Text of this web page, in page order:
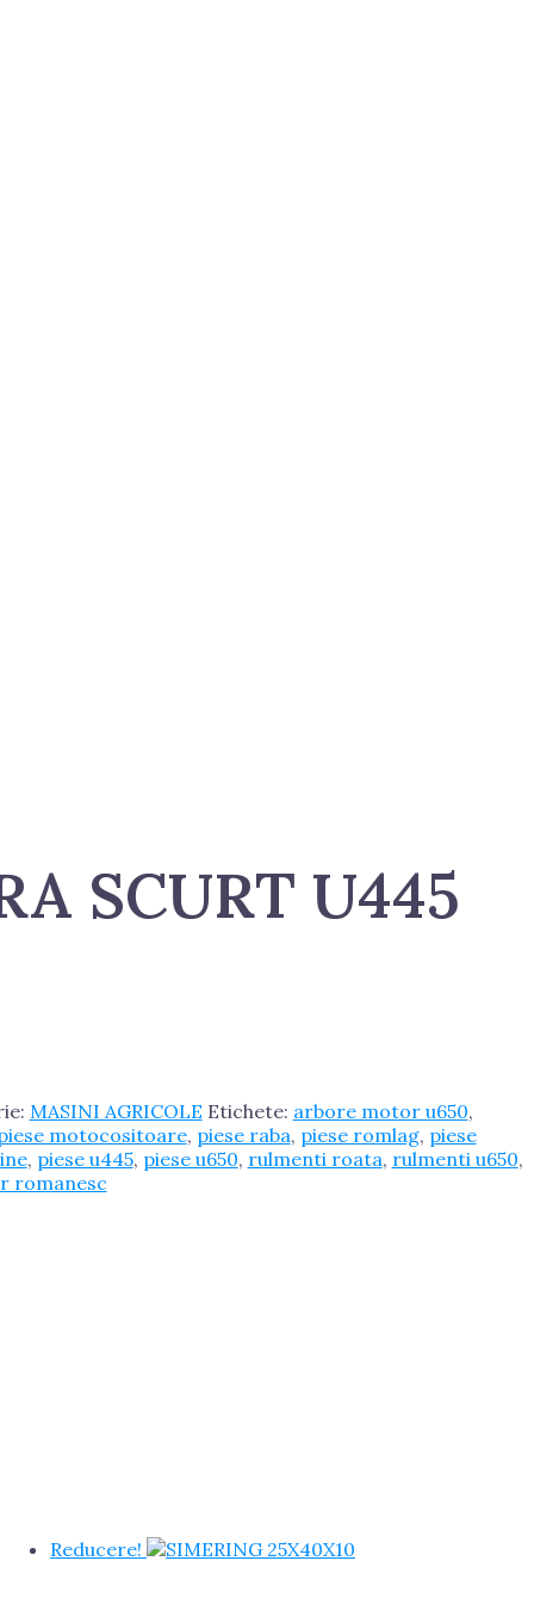
SCURT U445
MASINI AGRICOLE Etichete: arbore motor u650,
motocositoare, piese raba, piese romlag, piese
, piese u445, piese u650, rulmenti roata, rulmenti u650,
romanesc
Reducere!